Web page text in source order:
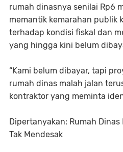
rumah dinasnya senilai Rp6
memantik kemarahan publik
terhadap kondisi fiskal dan
yang hingga kini belum
“Kami belum dibayar, tapi
rumah dinas malah jalan
kontraktor yang meminta
Dipertanyakan: Rumah
Tak Mendesak